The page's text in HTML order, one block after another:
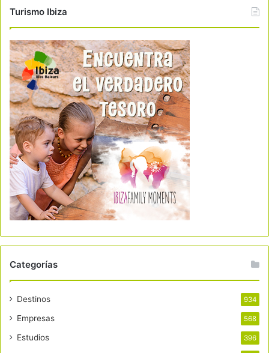
Turismo Ibiza
Categorías
Destinos 934
Empresas 568
Estudios 396